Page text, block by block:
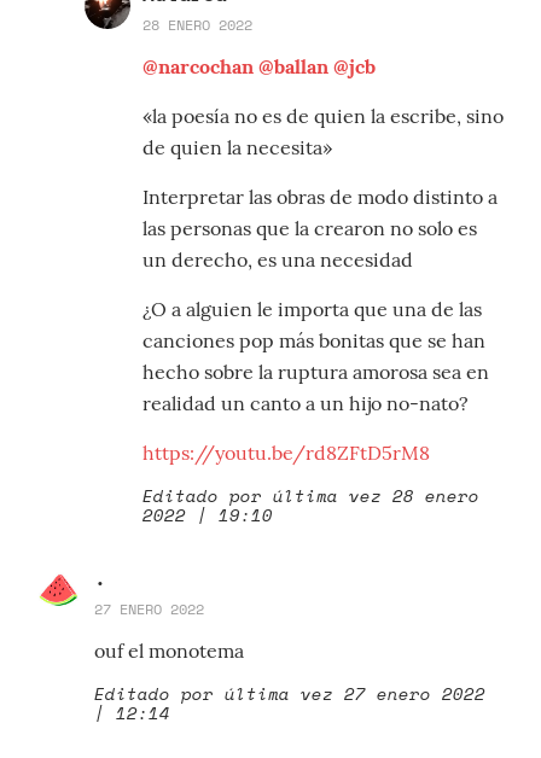
28 ENERO 2022
@narcochan @ballan @jcb
«la poesía no es de quien la escribe, sino
de quien la necesita»
Interpretar las obras de modo distinto a
las personas que la crearon no solo es
un derecho, es una necesidad
¿O a alguien le importa que una de las
canciones pop más bonitas que se han
hecho sobre la ruptura amorosa sea en
realidad un canto a un hijo no-nato?
https://youtu.be/rd8ZFtD5rM8
Editado por última vez 28 enero
2022 | 19:10
.
27 ENERO 2022
ouf el monotema
Editado por última vez 27 enero 2022
| 12:14